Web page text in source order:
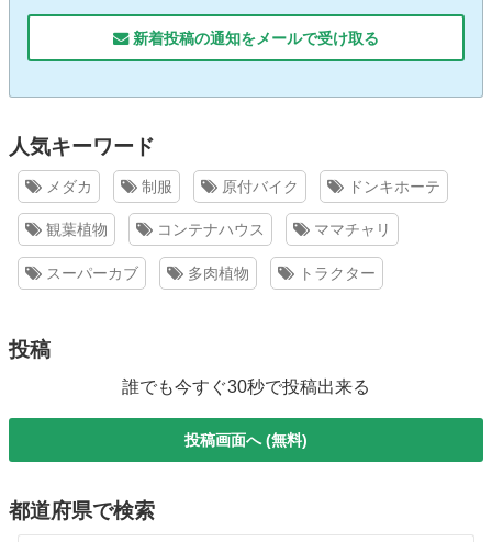
新着投稿の通知をメールで受け取る
人気キーワード
メダカ 制服 原付バイク ドンキホーテ
観葉植物 コンテナハウス ママチャリ
スーパーカブ 多肉植物 トラクター
投稿
誰でも今すぐ30秒で投稿出来る
投稿画面へ (無料)
都道府県で検索